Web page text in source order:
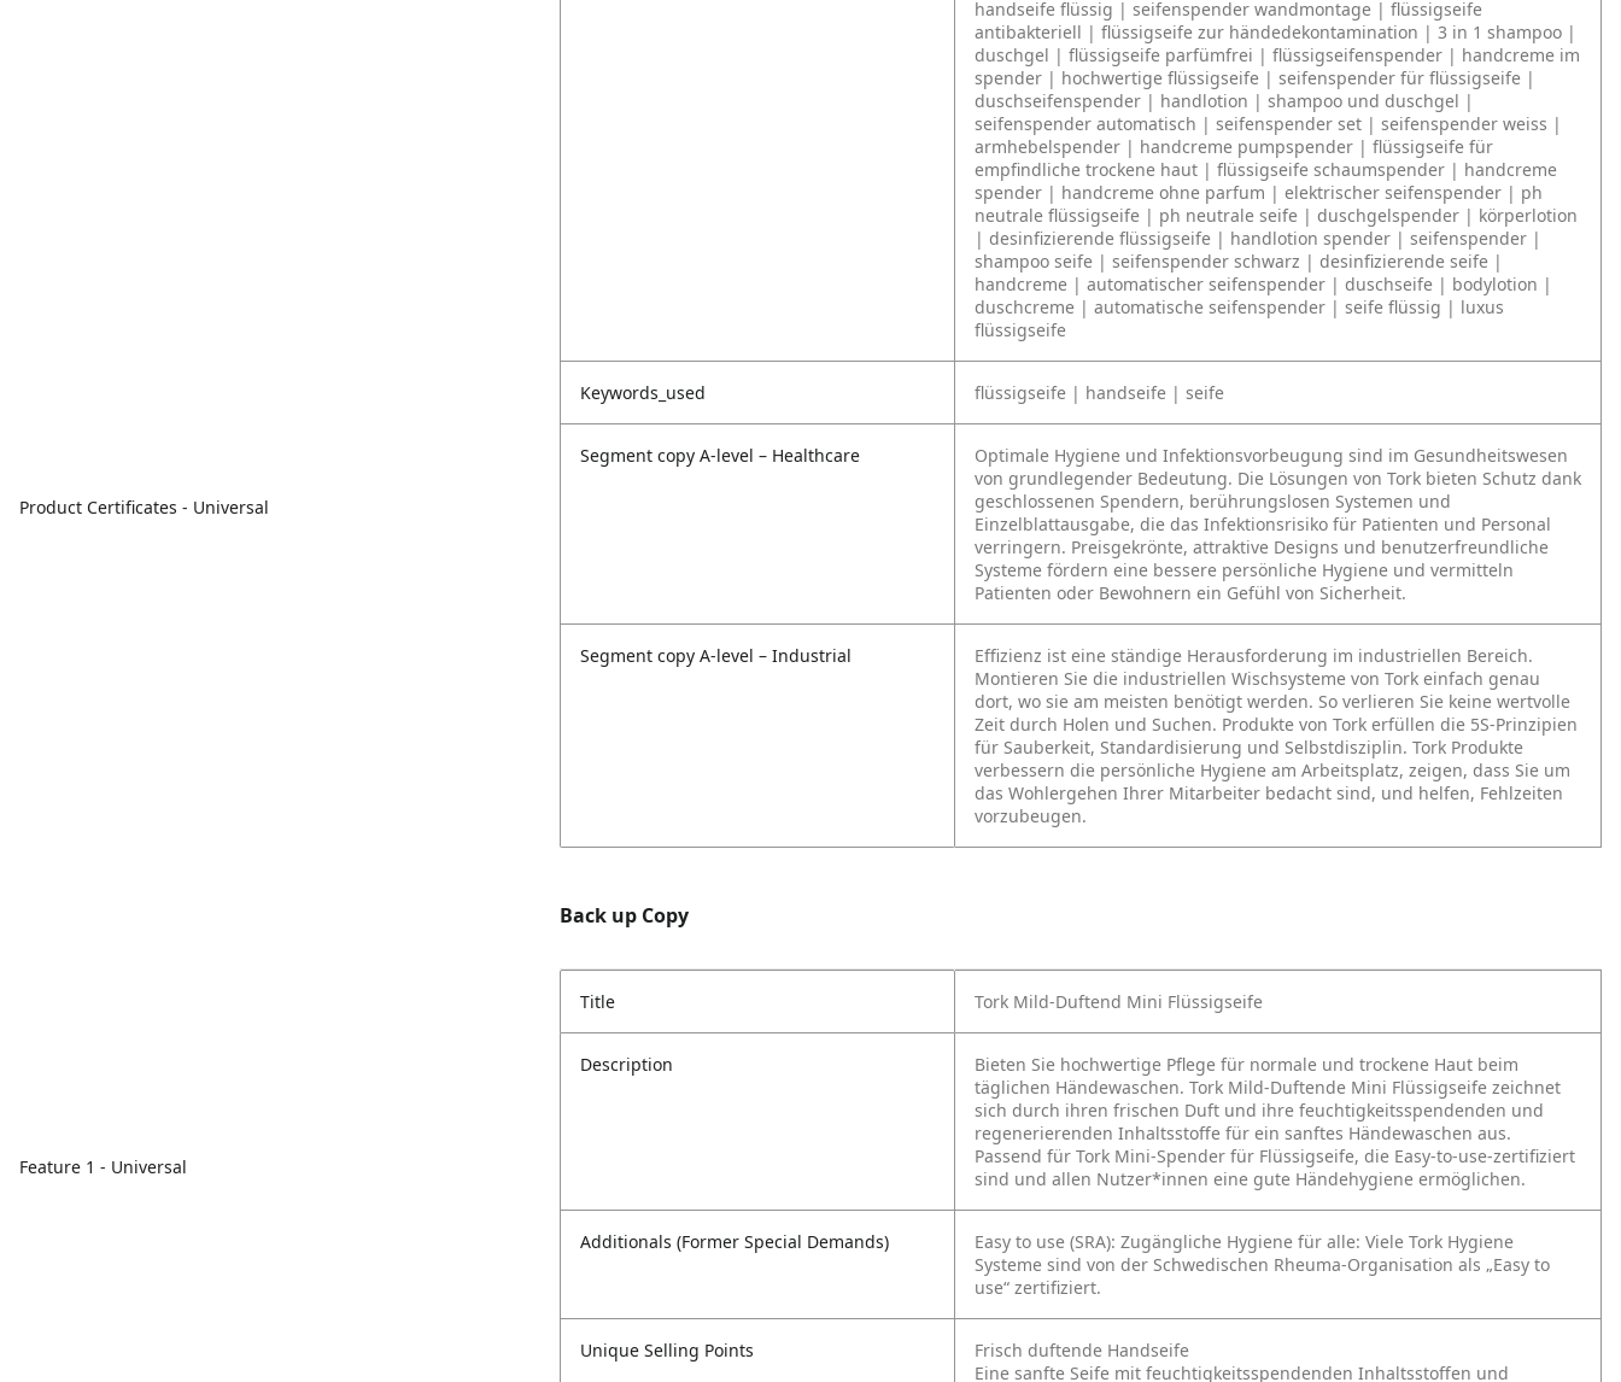
Product Certificates - Universal
Feature 1 - Universal
handseife flüssig | seifenspender wandmontage | flüssigseife
antibakteriell | flüssigseife zur händedekontamination | 3 in 1 shampoo |
duschgel | flüssigseife parfümfrei | flüssigseifenspender | handcreme im
spender | hochwertige flüssigseife | seifenspender für flüssigseife |
duschseifenspender | handlotion | shampoo und duschgel |
seifenspender automatisch | seifenspender set | seifenspender weiss |
armhebelspender | handcreme pumpspender | flüssigseife für
empfindliche trockene haut | flüssigseife schaumspender | handcreme
spender | handcreme ohne parfum | elektrischer seifenspender | ph
neutrale flüssigseife | ph neutrale seife | duschgelspender | körperlotion
| desinfizierende flüssigseife | handlotion spender | seifenspender |
shampoo seife | seifenspender schwarz | desinfizierende seife |
handcreme | automatischer seifenspender | duschseife | bodylotion |
duschcreme | automatische seifenspender | seife flüssig | luxus
flüssigseife
Keywords_used flüssigseife | handseife | seife
Segment copy A-level – Healthcare
Optimale Hygiene und Infektionsvorbeugung sind im Gesundheitswesen
von grundlegender Bedeutung. Die Lösungen von Tork bieten Schutz dank
geschlossenen Spendern, berührungslosen Systemen und
Einzelblattausgabe, die das Infektionsrisiko für Patienten und Personal
verringern. Preisgekrönte, attraktive Designs und benutzerfreundliche
Systeme fördern eine bessere persönliche Hygiene und vermitteln
Patienten oder Bewohnern ein Gefühl von Sicherheit.
Segment copy A-level – Industrial
Effizienz ist eine ständige Herausforderung im industriellen Bereich.
Montieren Sie die industriellen Wischsysteme von Tork einfach genau
dort, wo sie am meisten benötigt werden. So verlieren Sie keine wertvolle
Zeit durch Holen und Suchen. Produkte von Tork erfüllen die 5S-Prinzipien
für Sauberkeit, Standardisierung und Selbstdisziplin. Tork Produkte
verbessern die persönliche Hygiene am Arbeitsplatz, zeigen, dass Sie um
das Wohlergehen Ihrer Mitarbeiter bedacht sind, und helfen, Fehlzeiten
vorzubeugen.
Back up Copy
Title Tork Mild-Duftend Mini Flüssigseife
Description
Bieten Sie hochwertige Pflege für normale und trockene Haut beim
täglichen Händewaschen. Tork Mild-Duftende Mini Flüssigseife zeichnet
sich durch ihren frischen Duft und ihre feuchtigkeitsspendenden und
regenerierenden Inhaltsstoffe für ein sanftes Händewaschen aus.
Passend für Tork Mini-Spender für Flüssigseife, die Easy-to-use-zertifiziert
sind und allen Nutzer*innen eine gute Händehygiene ermöglichen.
Additionals (Former Special Demands)
Easy to use (SRA): Zugängliche Hygiene für alle: Viele Tork Hygiene
Systeme sind von der Schwedischen Rheuma-Organisation als „Easy to
use“ zertifiziert.
Unique Selling Points
Frisch duftende Handseife
Eine sanfte Seife mit feuchtigkeitsspendenden Inhaltsstoffen und